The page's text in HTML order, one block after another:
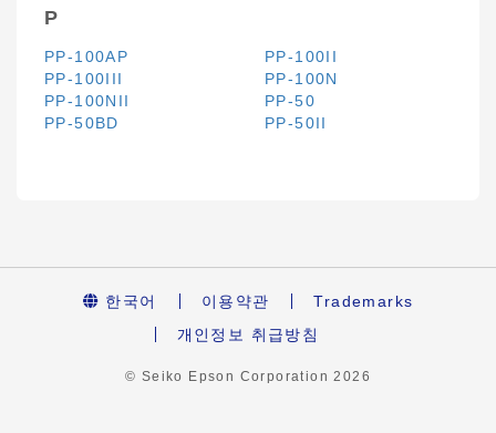
P
PP-100AP
PP-100II
PP-100III
PP-100N
PP-100NII
PP-50
PP-50BD
PP-50II
한국어 이용약관
Trademarks
개인정보 취급방침
© Seiko Epson Corporation2026